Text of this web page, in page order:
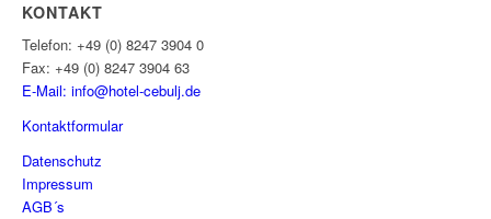
KONTAKT
Telefon: +49 (0) 8247 3904 0
Fax: +49 (0) 8247 3904 63
E-Mail: info@hotel-cebulj.de
Kontaktformular
Datenschutz
Impressum
AGB´s